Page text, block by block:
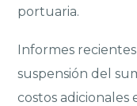
portuaria.
Informes
suspensión del
costos